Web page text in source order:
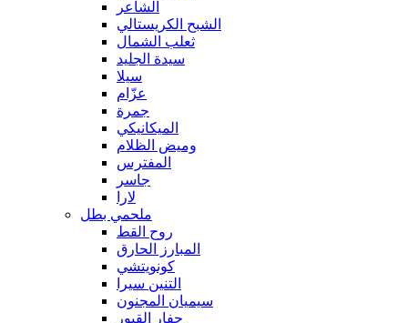
الشاعر
الشبح الكريستالي
ثعلب الشمال
سيدة الجليد
سيلا
عزّام
جمرة
الميكانيكي
وميض الظلام
المفترس
جاسر
لارا
ملحمي بطل
روح القط
المبارز الحارق
كونويتشي
التنين سيرا
سيميان المجنون
حفار القبور